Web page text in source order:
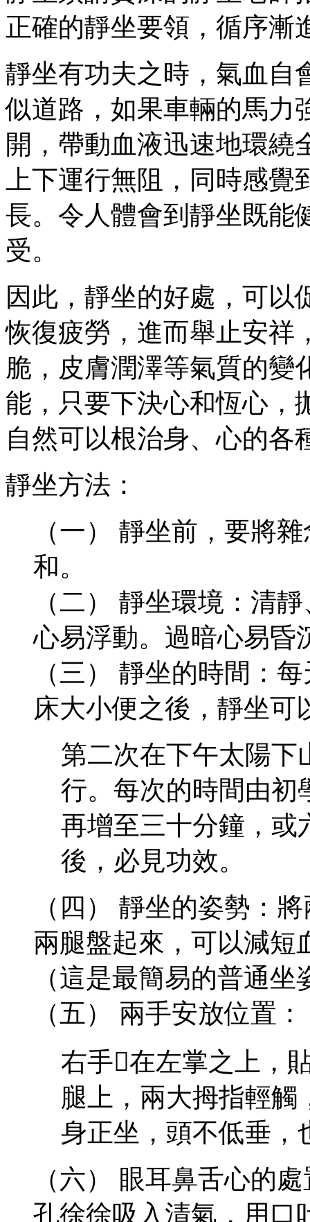
正確的靜坐要領，循序漸
靜坐有功夫之時，氣血自
似道路，如果車輛的馬力
開，帶動血液迅速地環繞
上下運行無阻，同時感
長。令人體會到靜坐既能
受。
因此，靜坐的好處，可以
恢復疲勞，進而舉止安祥
脆，皮膚潤澤等氣質的變
能，只要下決心和恆心，
自然可以根治身、心的各
靜坐方法：
（一） 靜坐前，要將
和。
（二） 靜坐環境：清
心易浮動。過暗心易昏
（三） 靜坐的時間：
床大小便之後，靜坐可
第二次在下午太陽下
行。每次的時間由初
再增至三十分鐘，或
後，必見功效。
（四） 靜坐的姿勢：
兩腿盤起來，可以減短
（這是最簡易的普通坐
（五） 兩手安放位置：
右手在左掌之上，
腿上，兩大拇指輕觸
身正坐，頭不低垂，
（六） 眼耳鼻舌心的
孔徐徐吸入清氣，用口